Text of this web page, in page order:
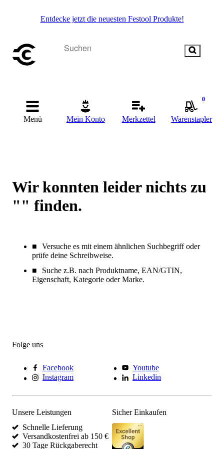
Entdecke jetzt die neuesten Festool Produkte!
Menü Mein Konto Merkzettel
0
Warenstapler
Wir konnten leider nichts zu
"" finden.
Versuche es mit einem ähnlichen Suchbegriff oder
prüfe deine Schreibweise.
Suche z.B. nach Produktname, EAN/GTIN,
Eigenschaft, Kategorie oder Marke.
Folge uns
Facebook
Youtube
Instagram
Linkedin
Unsere Leistungen
Schnelle Lieferung
Versandkostenfrei ab 150 €
30 Tage Rückgaberecht
Sicher Einkaufen